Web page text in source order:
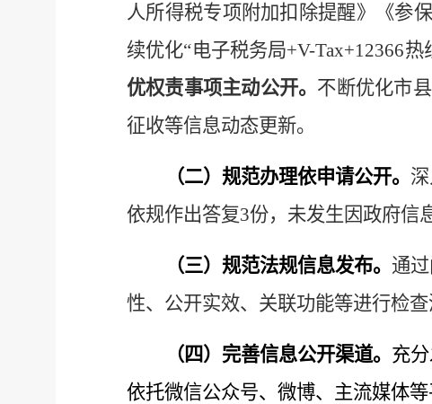
人所得税专项附加扣除提醒》《参
续优化“电子税务局+V-Tax+12366
优权责事项主动公开。 不断优化市
征收等信息动态更新。
（二）规范办理依申请公开。
依规作出答复3份，未发生因政府信
（三）规范法规信息发布。 通
性、公开实效、关联功能等进行检查
（四） 完善信息公开渠道。 充
依托微信公众号、微博、主流媒体